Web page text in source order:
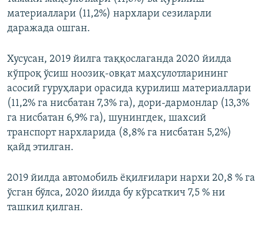
материаллари (11,2%) нархлари сезиларли
даражада ошган.
Хусусан, 2019 йилга таққослаганда 2020 йилда
кўпроқ ўсиш ноозиқ-овқат маҳсулотларининг
асосий гуруҳлари орасида қурилиш материаллари
(11,2% га нисбатан 7,3% га), дори-дармонлар (13,3%
га нисбатан 6,9% га), шунингдек, шахсий
транспорт нархларида (8,8% га нисбатан 5,2%)
қайд этилган.
2019 йилда автомобиль ёқилғилари нархи 20,8 % га
ўсган бўлса, 2020 йилда бу кўрсаткич 7,5 % ни
ташкил қилган.